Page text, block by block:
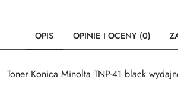
OPIS OPINIE I OCENY (0)
Toner Konica Minolta TNP-41 black